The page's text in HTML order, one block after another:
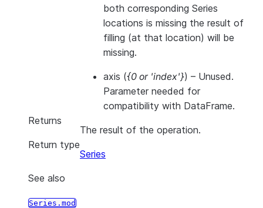
both corresponding Series
locations is missing the result of
filling (at that location) will be
missing.
axis ({0 or 'index'}) – Unused.
Parameter needed for
compatibility with DataFrame.
Returns
The result of the operation.
Return type
Series
See also
Series.mod